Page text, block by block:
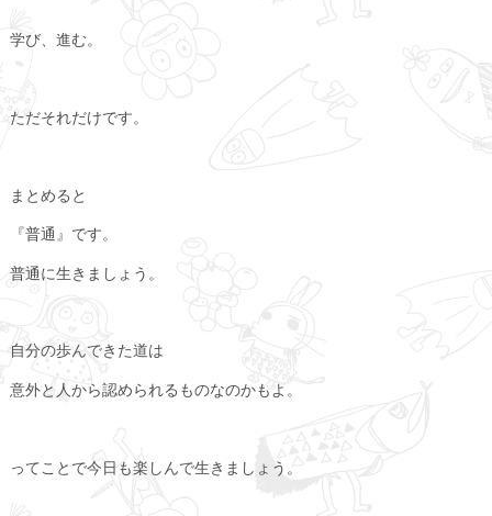
学び、進む。
ただそれだけです。
まとめると
『普通』です。
普通に生きましょう。
自分の歩んできた道は
意外と人から認められるものなのかもよ。
ってことで今日も楽しんで生きましょう。